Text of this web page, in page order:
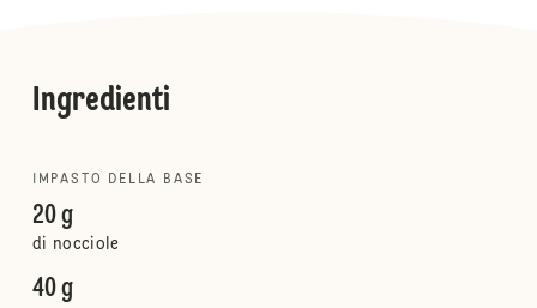
Ingredienti
IMPASTO DELLA BASE
20 g
di nocciole
40 g